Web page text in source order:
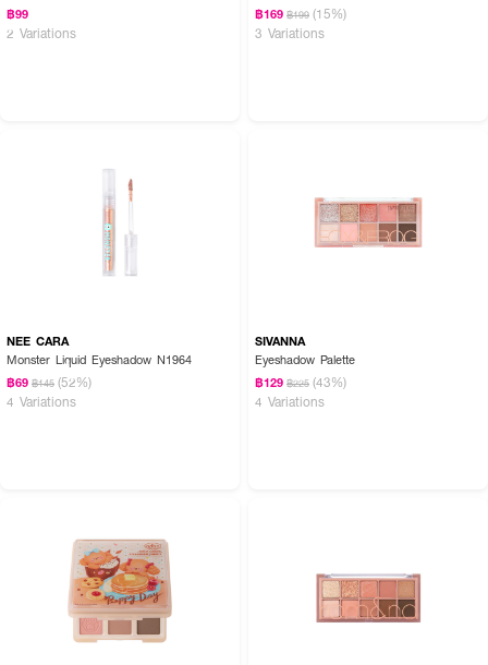
฿99
2 Variations
฿169 ฿199 (15%)
3 Variations
NEE CARA
Monster Liquid Eyeshadow N1964
฿69 ฿145 (52%)
4 Variations
SIVANNA
Eyeshadow Palette
฿129 ฿225 (43%)
4 Variations